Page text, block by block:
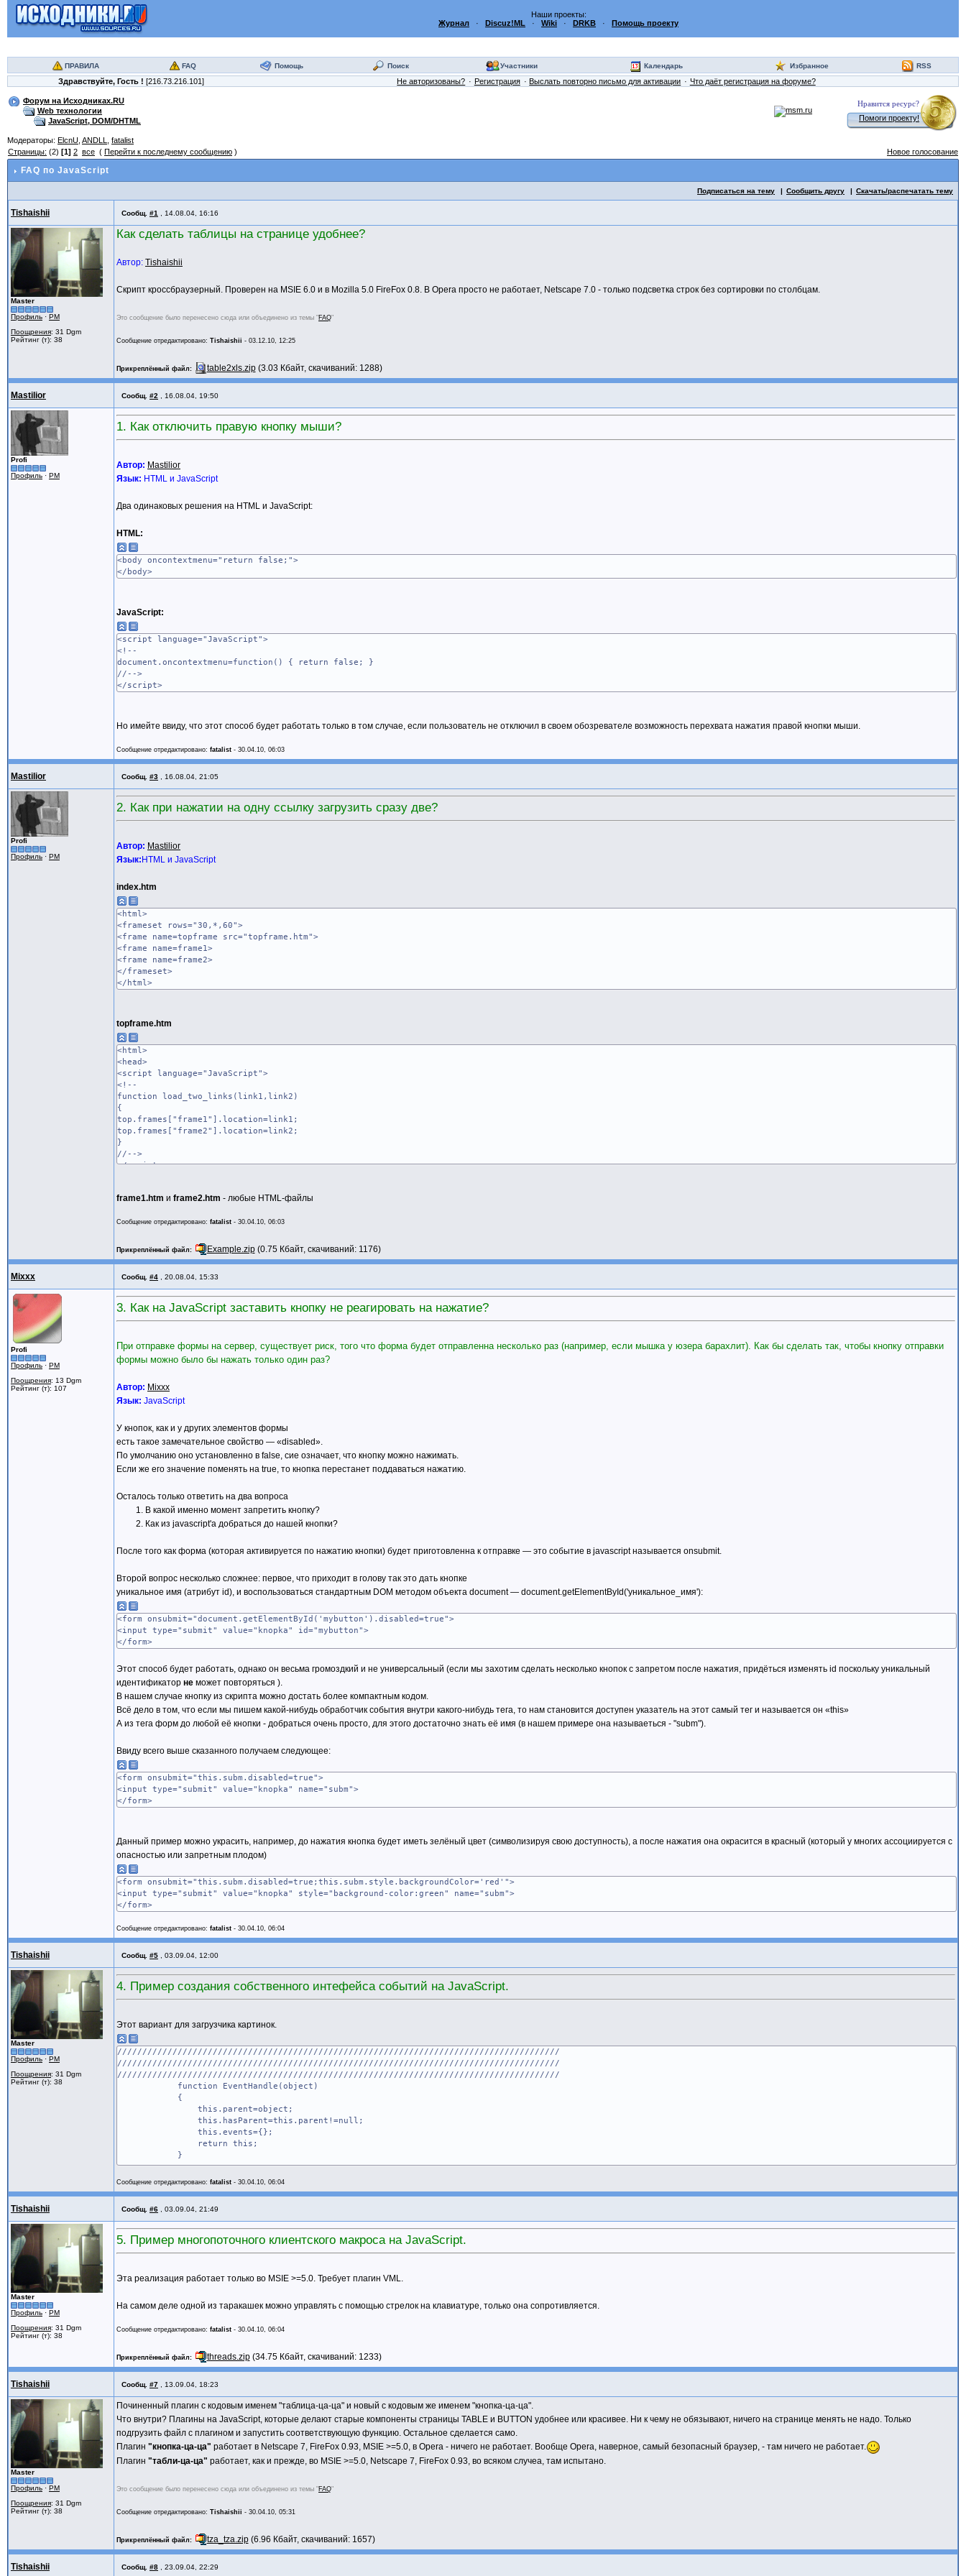
Наши проекты:
Журнал · Discuz!ML · Wiki · DRKB · Помощь проекту
ПРАВИЛА FAQ Помощь Поиск Участники Календарь Избранное RSS
Здравствуйте, Гость ! [216.73.216.101] Не авторизованы? Регистрация Выслать повторно письмо для активации Что даёт регистрация на форуме?
Форум на Исходниках.RU
Web технологии
JavaScript, DOM/DHTML
Нравится ресурс?
Помоги проекту!
Модераторы: ElcnU ANDLL
fatalist
Страницы: (2) [1] 2 все ( Перейти к последнему сообщению ) Новое голосование
FAQ по JavaScript
Подписаться на тему Сообщить другу Скачать/распечатать тему
Tishaishii Сообщ. #1 14.08.04, 16:16
Master
Профиль · PM
Поощрения: 31 Dgm
Рейтинг (т): 38
Как сделать таблицы на странице удобнее?
Автор: Tishaishii
Скрипт кроссбраузерный. Проверен на MSIE 6.0 и в Mozilla 5.0 FireFox 0.8. В Opera просто не работает, Netscape 7.0 - только подсветка строк без сортировки по столбцам.
Это сообщение было перенесено сюда или объединено из темы "FAQ"
Сообщение отредактировано: Tishaishii - 03.12.10, 12:25
Прикреплённый файл table2xls.zip(3.03 Кбайт, скачиваний: 1288)
Mastilior Сообщ. #2 16.08.04, 19:50
Profi
Профиль · PM
1. Как отключить правую кнопку мыши?
Автор: Mastilior
Язык: HTML и JavaScript
Два одинаковых решения на HTML и JavaScript:
HTML:
<body oncontextmenu="return false;">
</body>
JavaScript:
<script language="JavaScript">
<!--
document.oncontextmenu=function() { return false; }
//-->
</script>
Но имейте ввиду, что этот способ будет работать только в том случае, если пользователь не отключил в своем обозревателе возможность перехвата нажатия правой кнопки мыши.
Сообщение отредактировано: fatalist - 30.04.10, 06:03
Mastilior Сообщ. #3 16.08.04, 21:05
Profi
Профиль · PM
2. Как при нажатии на одну ссылку загрузить сразу две?
Автор: Mastilior
Язык: HTML и JavaScript
index.htm
<html>
<frameset rows="30,*,60">
<frame name=topframe src="topframe.htm">
<frame name=frame1>
<frame name=frame2>
</frameset>
</html>
topframe.htm
<html>
<head>
<script language="JavaScript">
<!--
function load_two_links(link1,link2)
{
top.frames["frame1"].location=link1;
top.frames["frame2"].location=link2;
}
//-->
</script>
</body>
frame1.htm и frame2.htm - любые HTML-файлы
Сообщение отредактировано: fatalist - 30.04.10, 06:03
Прикреплённый файл Example.zip(0.75 Кбайт, скачиваний: 1176)
Mixxx Сообщ. #4 20.08.04, 15:33
Profi
Профиль · PM
Поощрения: 13 Dgm
Рейтинг (т): 107
3. Как на JavaScript заставить кнопку не реагировать на нажатие?
При отправке формы на сервер, существует риск, того что форма будет отправленна несколько раз (например, если мышка у юзера барахлит). Как бы сделать так, чтобы кнопку отправки
формы можно было бы нажать только один раз?
Автор: Mixxx
Язык: JavaScript
У кнопок, как и у других элементов формы
есть такое замечательное свойство — «disabled».
По умолчанию оно установленно в false, сие означает, что кнопку можно нажимать.
Если же его значение поменять на true, то кнопка перестанет поддаваться нажатию.
Осталось только ответить на два вопроса
В какой именно момент запретить кнопку?
Как из javascript'a добраться до нашей кнопки?
После того как форма (которая активируется по нажатию кнопки) будет приготовленна к отправке — это событие в javascript называется onsubmit.
Второй вопрос несколько сложнее: первое, что приходит в голову так это дать кнопке
уникальное имя (атрибут id), и воспользоваться стандартным DOM методом объекта document — document.getElementById('уникальное_имя'):
<form onsubmit="document.getElementById('mybutton').disabled=true">
<input type="submit" value="knopka" id="mybutton">
</form>
Этот способ будет работать, однако он весьма громоздкий и не универсальный (если мы захотим сделать несколько кнопок с запретом после нажатия, придёться изменять id поскольку уникальный
идентификатор не может повторяться ).
В нашем случае кнопку из скрипта можно достать более компактным кодом.
Всё дело в том, что если мы пишем какой-нибудь обработчик события внутри какого-нибудь тега, то нам становится доступен указатель на этот самый тег и называется он «this»
А из тега форм до любой её кнопки - добраться очень просто, для этого достаточно знать её имя (в нашем примере она называеться - "subm").
Ввиду всего выше сказанного получаем следующее:
<form onsubmit="this.subm.disabled=true">
<input type="submit" value="knopka" name="subm">
</form>
Данный пример можно украсить, например, до нажатия кнопка будет иметь зелёный цвет (символизируя свою доступность), а после нажатия она окрасится в красный (который у многих ассоциируется с
опасностью или запретным плодом)
<form onsubmit="this.subm.disabled=true;this.subm.style.backgroundColor='red'">
<input type="submit" value="knopka" style="background-color:green" name="subm">
</form>
Сообщение отредактировано: fatalist - 30.04.10, 06:04
Tishaishii Сообщ. #5 03.09.04, 12:00
Master
Профиль · PM
Поощрения: 31 Dgm
Рейтинг (т): 38
4. Пример создания собственного интефейса событий на JavaScript.
Этот вариант для загрузчика картинок.
////////////////////////////////////////////////////////////////////////////////////////
////////////////////////////////////////////////////////////////////////////////////////
////////////////////////////////////////////////////////////////////////////////////////
function EventHandle(object)
{
this.parent=object;
this.hasParent=this.parent!=null;
this.events={};
return this;
}
function EventHandle.prototype.eventName(name)
{
}
function EventHandle.prototype.Call(name)
{
else return this.events[name]();
{
this.events[name]=func;
if(this.hasParent)this.parent[name]=func;
return true;
}
function EventHandle.prototype.Detach(name)
{
name=this.eventName(name);
delete this.events[name];
if(this.hasParent)delete this.parent[name];
return true;
{
for(this.last_name in events)
this.Attach(this.last_name, events[this.last_name]);
return true;
}
Сообщение отредактировано: fatalist - 30.04.10, 06:04
Tishaishii Сообщ. #6 03.09.04, 21:49
Master
Профиль · PM
Поощрения: 31 Dgm
Рейтинг (т): 38
5. Пример многопоточного клиентского макроса на JavaScript.
Эта реализация работает только во MSIE >=5.0. Требует плагин VML.
На самом деле одной из таракашек можно управлять с помощью стрелок на клавиатуре, только она сопротивляется.
Сообщение отредактировано: fatalist - 30.04.10, 06:04
Прикреплённый файл threads.zip(34.75 Кбайт, скачиваний: 1233)
Tishaishii Сообщ. #7 13.09.04, 18:23
Master
Профиль · PM
Поощрения: 31 Dgm
Рейтинг (т): 38
Починенный плагин с кодовым именем "таблица-ца-ца" и новый с кодовым же именем "кнопка-ца-ца".
Что внутри? Плагины на JavaScript, которые делают старые компоненты страницы TABLE и BUTTON удобнее или красивее. Ни к чему не обязывают, ничего на странице менять не надо. Только
подгрузить файл с плагином и запустить соответствующую функцию. Остальное сделается само.
Плагин "кнопка-ца-ца" работает в Netscape 7, FireFox 0.93, MSIE >=5.0, в Opera - ничего не работает. Вообще Opera, наверное, самый безопасный браузер, - там ничего не работает.
Плагин "табли-ца-ца" работает, как и прежде, во MSIE >=5.0, Netscape 7, FireFox 0.93, во всяком случеа, там испытано.
Это сообщение было перенесено сюда или объединено из темы "FAQ"
Сообщение отредактировано: Tishaishii - 30.04.10, 05:31
Прикреплённый файл tza_tza.zip(6.96 Кбайт, скачиваний: 1657)
Tishaishii Сообщ. #8 23.09.04, 22:29